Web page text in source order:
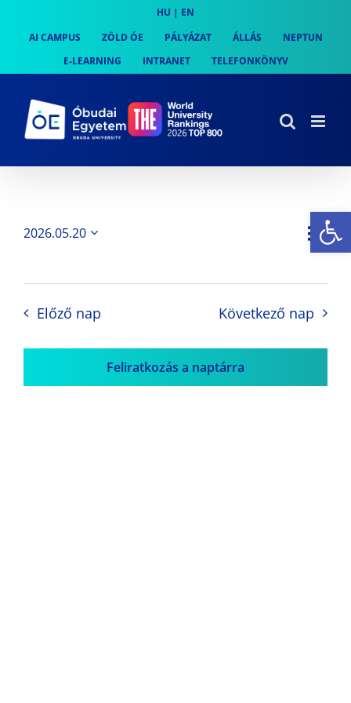
content
HU | EN
AI CAMPUS
ZÖLD ÓE PÁLYÁZAT ÁLLÁS
NEPTUN
E-LEARNING
INTRANET TELEFONKÖNYV
Nap
2026.05.20
Előző nap Következő nap
Feliratkozás a naptárra